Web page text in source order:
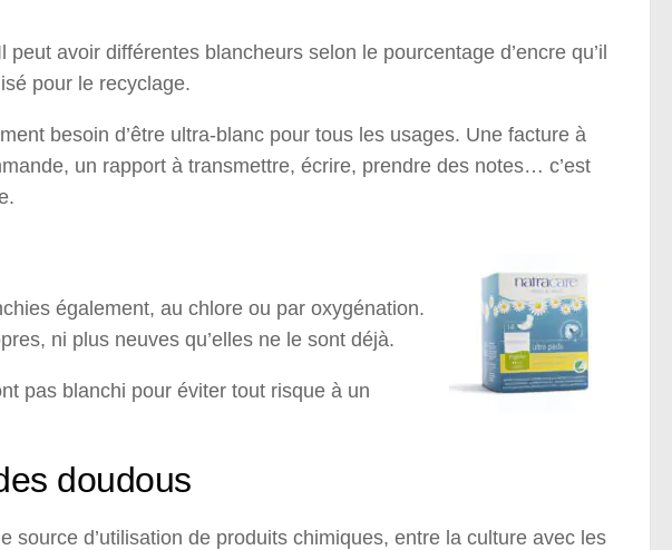
peut avoir différentes blancheurs selon le pourcentage d’encre qu’il
pour le recyclage.
besoin d’être ultra-blanc pour tous les usages. Une facture à
un rapport à transmettre, écrire, prendre des notes… c’est
également, au chlore ou par oxygénation.
ni plus neuves qu’elles ne le sont déjà.
pas blanchi pour éviter tout risque à un
doudous
source d’utilisation de produits chimiques, entre la culture avec les